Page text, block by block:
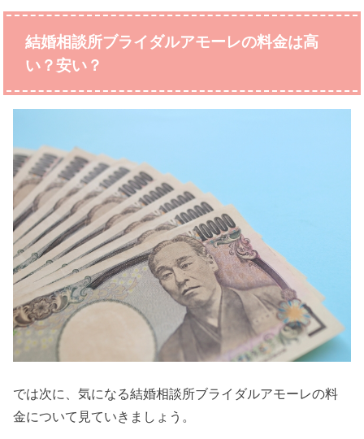
結婚相談所ブライダルアモーレの料金は高
い？安い？
では次に、気になる結婚相談所ブライダルアモーレの料
金について見ていきましょう。